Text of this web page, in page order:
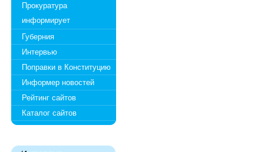
Прокуратура
информирует
Губерния
Интервью
Поправки в Конституцию
Информер новостей
Рейтинг сайтов
Каталог сайтов